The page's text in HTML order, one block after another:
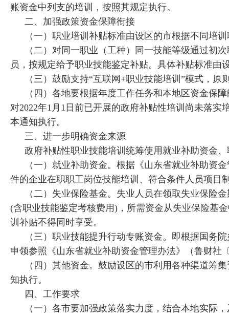
账资金中列支的培训，按照其规定执行。
二、加强政策资金保障衔接
（一）职业培训补贴标准由设区的市根据不同培
（二）对同一职业（工种）同一技能等级通过初
员，按规定给予职业技能鉴定补贴。具体补贴标准由
（三）鼓励支持“互联网+职业技能培训”模式，
（四）各地要根据年度工作任务和本地区资金保
对2022年1月1日前已开展的政府补贴性培训尚未落
本通知执行。
三、进一步明确资金来源
政府补贴性职业技能培训统筹使用就业补助资金
（一）就业补助资金。根据《山东省就业补助资
件的企业在职职工岗位技能培训、符合条件人员项目
（二）失业保险基金。失业人员在领取失业保险
(含职业技能鉴定考核费用)，所需资金从失业保险基
训补贴不得同时享受。
（三）职业技能提升行动专账资金。即根据国务
申领参照《山东省就业补助资金管理办法》（鲁财社
（四）其他资金。鼓励设区的市利用各种渠道筹
知执行。
四、工作要求
（一）各市要加强政策落实力度，结合本地实际